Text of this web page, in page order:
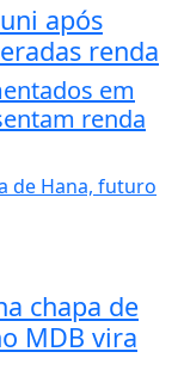
após
renda
em
renda
chapa de
MDB vira